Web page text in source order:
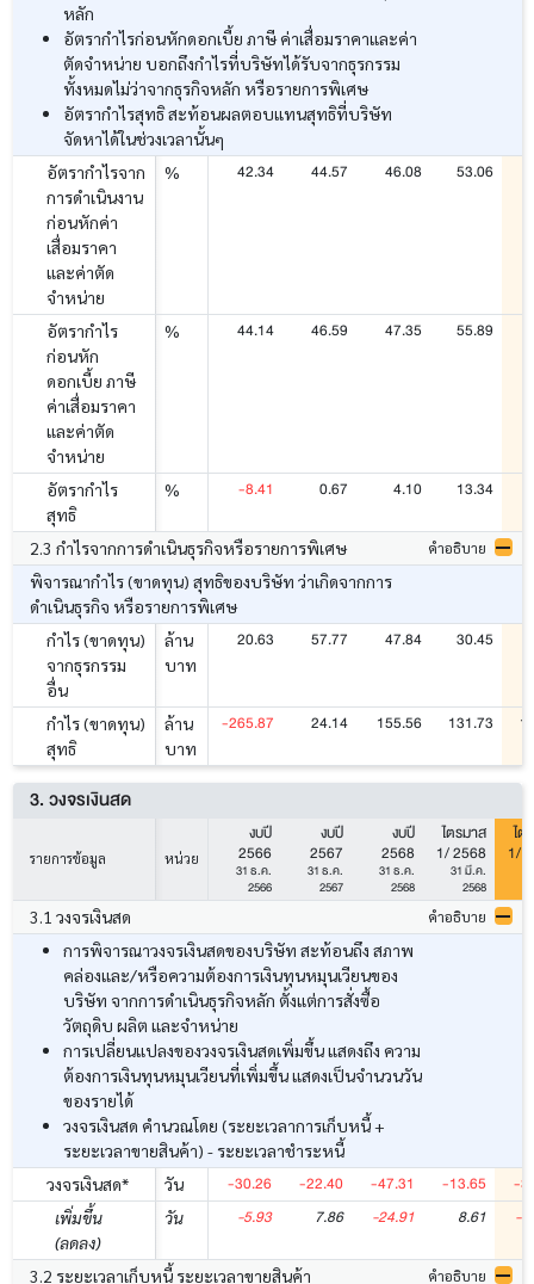
หลัก
อัตรากำไรก่อนหักดอกเบี้ย ภาษี ค่าเสื่อมราคาและค่า
ตัดจำหน่าย บอกถึงกำไรที่บริษัทได้รับจากธุรกรรม
ทั้งหมดไม่ว่าจากธุรกิจหลัก หรือรายการพิเศษ
อัตรากำไรสุทธิ สะท้อนผลตอบแทนสุทธิที่บริษัท
จัดหาได้ในช่วงเวลานั้นๆ
อัตรากำไรจาก
การดำเนินงาน
ก่อนหักค่า
เสื่อมราคา
และค่าตัด
จำหน่าย
% 42.34 44.57 46.08 53.06
อัตรากำไร
ก่อนหัก
ดอกเบี้ย ภาษี
ค่าเสื่อมราคา
และค่าตัด
จำหน่าย
% 44.14 46.59 47.35 55.89
อัตรากำไร
สุทธิ
% -8.41 0.67 4.10 13.34
2.3 กำไรจากการดำเนินธุรกิจหรือรายการพิเศษ คำอธิบาย
พิจารณากำไร (ขาดทุน) สุทธิของบริษัท ว่าเกิดจากการ
ดำเนินธุรกิจ หรือรายการพิเศษ
กำไร (ขาดทุน)
จากธุรกรรม
อื่น
ล้าน
บาท
20.63 57.77 47.84 30.45
กำไร (ขาดทุน)
สุทธิ
ล้าน
บาท
-265.87 24.14 155.56 131.73
3. วงจรเงินสด
รายการข้อมูล หน่วย
งบปี
2566
31 ธ.ค.
2566
งบปี
2567
31 ธ.ค.
2567
งบปี
2568
31 ธ.ค.
2568
ไตรมาส
1/ 2568
31 มี.ค.
2568
ไต
1/
3.1 วงจรเงินสด คำอธิบาย
การพิจารณาวงจรเงินสดของบริษัท สะท้อนถึง สภาพ
คล่องและ/หรือความต้องการเงินทุนหมุนเวียนของ
บริษัท จากการดำเนินธุรกิจหลัก ตั้งแต่การสั่งซื้อ
วัตถุดิบ ผลิต และจำหน่าย
การเปลี่ยนแปลงของวงจรเงินสดเพิ่มขึ้น แสดงถึง ความ
ต้องการเงินทุนหมุนเวียนที่เพิ่มขึ้น แสดงเป็นจำนวนวัน
ของรายได้
วงจรเงินสด คำนวณโดย (ระยะเวลาการเก็บหนี้ +
ระยะเวลาขายสินค้า) - ระยะเวลาชำระหนี้
วงจรเงินสด*
วัน -30.26 -22.40 -47.31 -13.65 -
เพิ่มขึ้น
(ลดลง)
วัน -5.93 7.86 -24.91 8.61 -
3.2 ระยะเวลาเก็บหนี้ ระยะเวลาขายสินค้า คำอธิบาย